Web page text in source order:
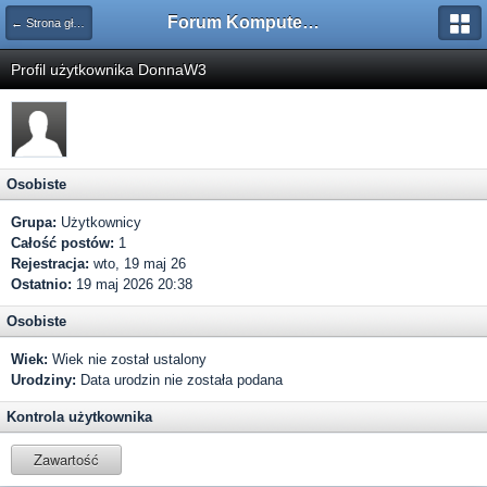
← Strona główna Forum Komputerowe PCFoster.pl
Profil użytkownika DonnaW3
Osobiste
Grupa: Użytkownicy
Całość postów: 1
Rejestracja: wto, 19 maj 26
Ostatnio: 19 maj 2026 20:38
Osobiste
Wiek: Wiek nie został ustalony
Urodziny: Data urodzin nie została podana
Kontrola użytkownika
Zawartość